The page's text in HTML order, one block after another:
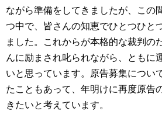
ながら準備をしてきましたが、この
つ中で、皆さんの知恵でひとつひと
ました。これからが本格的な裁判の
んに励まされ叱られながら、ともに
いと思っています。原告募集につい
たこともあって、年明けに再度原告
きたいと考えています。